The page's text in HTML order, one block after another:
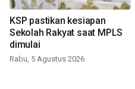
KSP pastikan kesiapan
Sekolah Rakyat saat MPLS
dimulai
Rabu, 5 Agustus 2026